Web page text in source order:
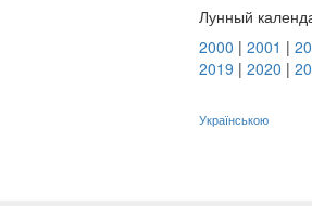
Лунный
2000 | 2001 |
2019 | 2020 |
Українською